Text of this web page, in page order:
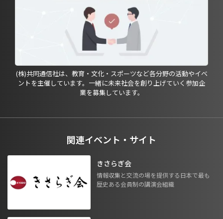
(株)共同通信社は、教育・文化・スポーツなど各分野の活動やイベ
ントを主催しています。一緒に未来社会を創り上げていく参加企
業を募集しています。
関連イベント・サイト
きさらぎ会
情報収集と交流の場を提供する日本で最も
歴史ある会員制の講演会組織